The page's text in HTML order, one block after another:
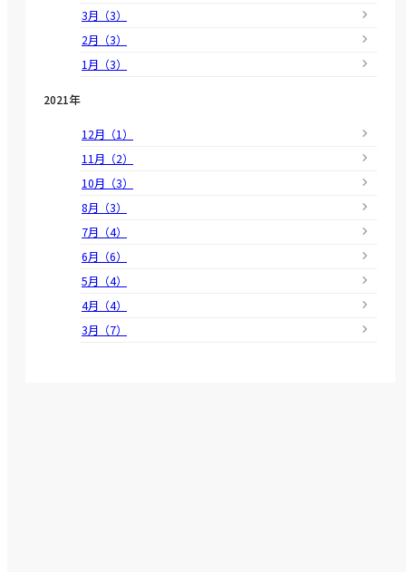
3月（3）
2月（3）
1月（3）
2021年
12月（1）
11月（2）
10月（3）
8月（3）
7月（4）
6月（6）
5月（4）
4月（4）
3月（7）